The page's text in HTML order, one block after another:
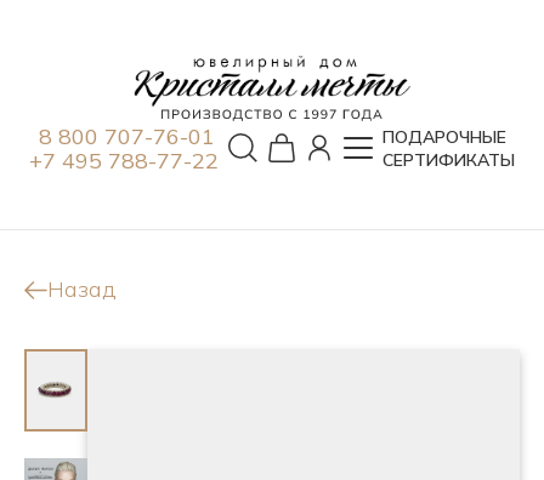
8 800 707-76-01
+7 495 788-77-22
ПОДАРОЧНЫЕ
СЕРТИФИКАТЫ
Назад